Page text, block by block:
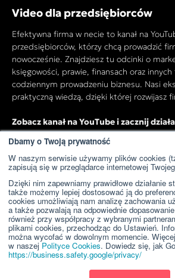
Dbamy o Twoją prywatność
W naszym serwisie używamy plików cookies
zapisują się w przeglądarce internetowej
Dzięki nim zapewniamy prawidłowe działanie
także możemy lepiej dostosować ją do
cookies umożliwiają nam analizę zachowania
a także pozwalają na odpowiednie
również przy współpracy z wybranymi
plikami cookies, przechodząc do Ustawień.
można wycofać w dowolnym momencie.
w naszejPolityce Cookies. Dowiedz się, jak
https://business.safety.google/privacy/
Video dla przedsiębiorców
Efektywna firma w necie to kanał na
przedsiębiorców, którzy chcą prowadzić
nowocześnie. Znajdziesz tu odcinki o
księgowości, prawie, finansach oraz
codziennym prowadzeniu biznesu. Nasi
praktyczną wiedzą, dzięki której rozwijasz
Zobacz kanał na YouTube i zacznij
Przejdź do kanału YouTube